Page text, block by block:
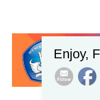
Enjoy,